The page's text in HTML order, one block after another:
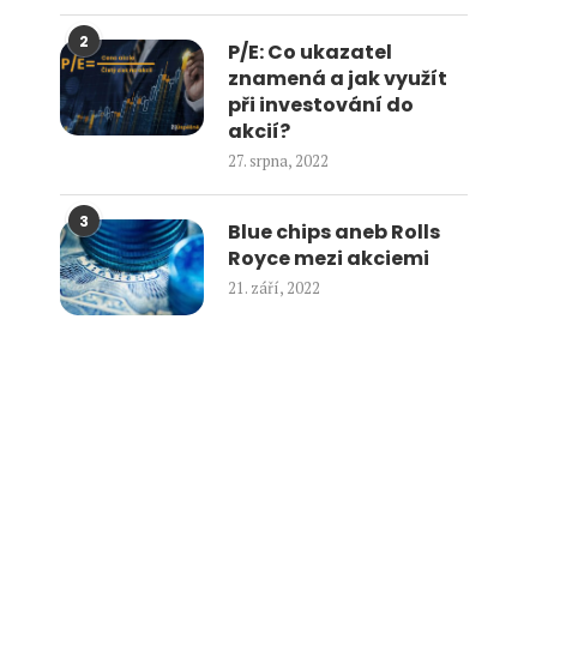
2
P/E: Co ukazatel
znamená a jak využít
při investování do
akcií?
27. srpna, 2022
3
Blue chips aneb Rolls
Royce mezi akciemi
21. září, 2022